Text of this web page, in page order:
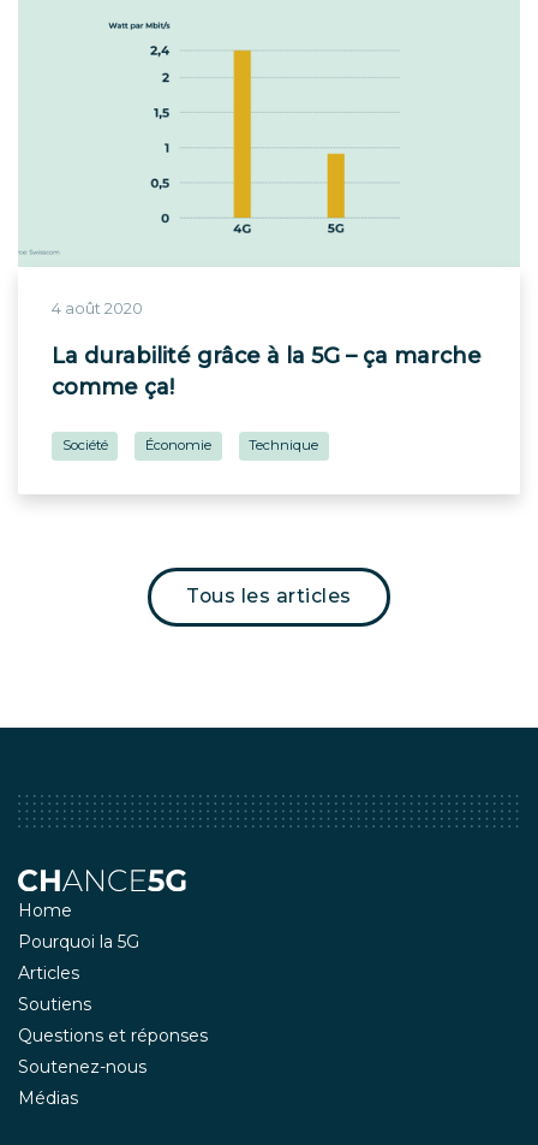
4 août 2020
La durabilité grâce à la 5G – ça marche
comme ça!
Société Économie Technique
Tous les articles
Home
Pourquoi la 5G
Articles
Soutiens
Questions et réponses
Soutenez-nous
Médias